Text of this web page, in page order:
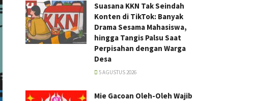
Suasana KKN Tak Seindah
Konten di TikTok: Banyak
Drama Sesama Mahasiswa,
hingga Tangis Palsu Saat
Perpisahan dengan Warga
Desa
5 AGUSTUS 2026
Mie Gacoan Oleh-Oleh Wajib